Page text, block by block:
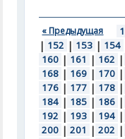
« Предыдущая 1
| 152 | 153 | 154
160 | 161 | 162 |
168 | 169 | 170 |
176 | 177 | 178 |
184 | 185 | 186 |
192 | 193 | 194 |
200 | 201 | 202 |